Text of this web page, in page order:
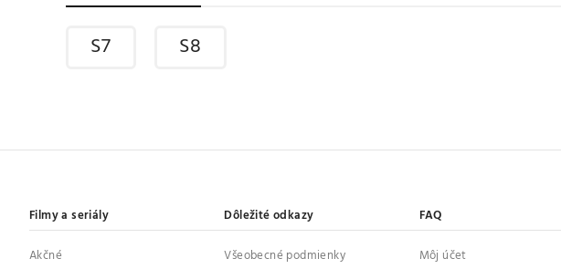
S7 S8
Filmy a seriály
Akčné
Dôležité odkazy
Všeobecné podmienky
FAQ
Môj účet